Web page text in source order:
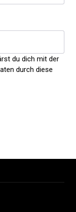
du dich mit der
durch diese